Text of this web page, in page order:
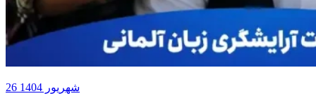
26 شهریور 1404